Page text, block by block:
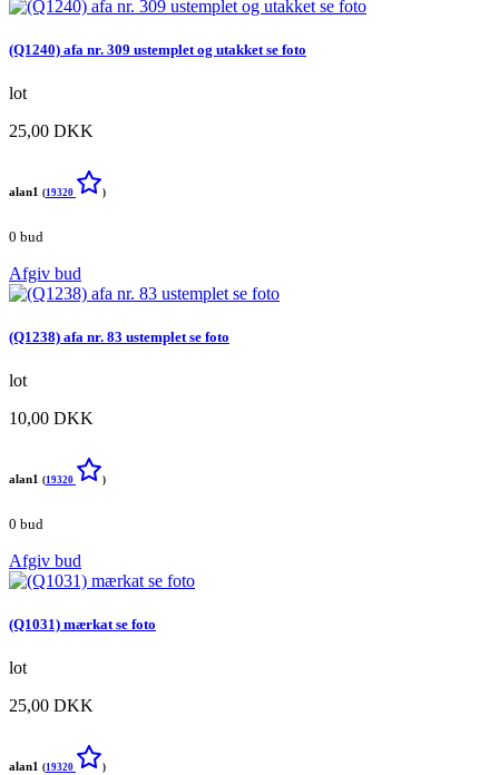
(Q1240) afa nr. 309 ustemplet og utakket se foto
lot
25,00 DKK
alan1 (19320 )
0 bud
Afgiv bud
(Q1238) afa nr. 83 ustemplet se foto
lot
10,00 DKK
alan1 (19320 )
0 bud
Afgiv bud
(Q1031) mærkat se foto
lot
25,00 DKK
alan1 (19320 )